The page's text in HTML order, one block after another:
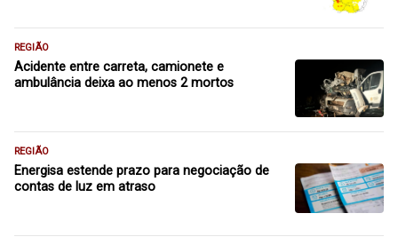
REGIÃO
Acidente entre carreta, camionete e
ambulância deixa ao menos 2 mortos
REGIÃO
Energisa estende prazo para negociação de
contas de luz em atraso